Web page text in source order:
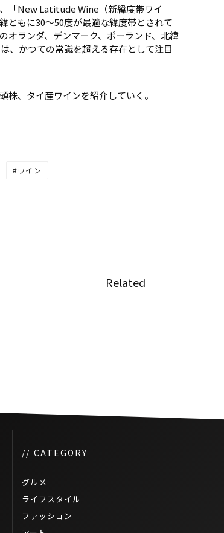
「New Latitude Wine（新緯度帯ワイ
ともに30～50度が最適な緯度帯とされて
オランダ、デンマーク、ポーランド、北緯
、かつての常識を超える存在として注目
株、タイ産ワインを紹介していく。
ワイン
Related
// CATEGORY
グルメ
ライフスタイル
ファッション